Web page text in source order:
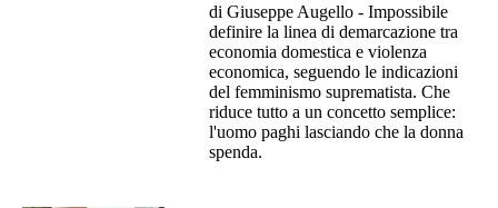
di Giuseppe Augello - Impossibile
definire la linea di demarcazione tra
economia domestica e violenza
economica, seguendo le indicazioni
del femminismo suprematista. Che
riduce tutto a un concetto semplice:
l'uomo paghi lasciando che la donna
spenda.